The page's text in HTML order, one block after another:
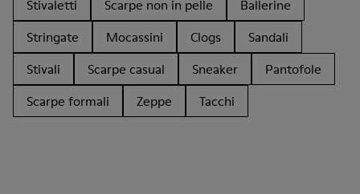
Stivaletti Scarpe non in pelle
Ballerine
Stringate
Mocassini Clogs
Sandali
Stivali
Scarpe casual Sneaker
Pantofole
Scarpe formali
Zeppe Tacchi